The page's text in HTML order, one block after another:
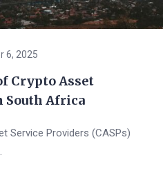
6, 2025
Crypto Asset
South Africa
Service Providers (CASPs)